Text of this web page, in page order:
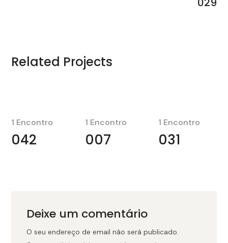
Related Projects
1 Encontro
042
1 Encontro
007
1 Encontro
031
Deixe um comentário
O seu endereço de email não será publicado.